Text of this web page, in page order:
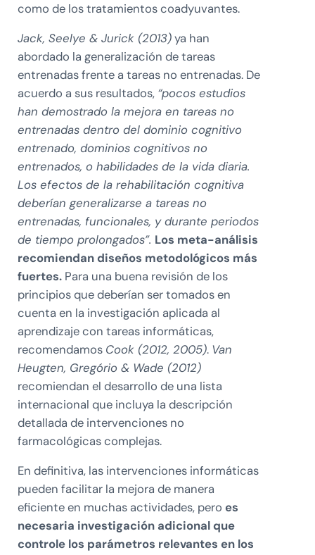
como de los tratamientos coadyuvantes.
Jack, Seelye & Jurick (2013)ya han
abordado la generalización de tareas
entrenadas frente a tareas no entrenadas. De
acuerdo a sus resultados, “pocos estudios
han demostrado la mejora en tareas no
entrenadas dentro del dominio cognitivo
entrenado, dominios cognitivos no
entrenados, o habilidades de la vida diaria.
Los efectos de la rehabilitación cognitiva
deberían generalizarse a tareas no
entrenadas, funcionales, y durante periodos
de tiempo prolongados”. Los meta-análisis
recomiendan diseños metodológicos más
fuertes. Para una buena revisión de los
principios que deberían ser tomados en
cuenta en la investigación aplicada al
aprendizaje con tareas informáticas,
recomendamos Cook (2012, 2005). Van
Heugten, Gregório & Wade (2012)
recomiendan el desarrollo de una lista
internacional que incluya la descripción
detallada de intervenciones no
farmacológicas complejas.
En definitiva, las intervenciones informáticas
pueden facilitar la mejora de manera
eficiente en muchas actividades, pero es
necesaria investigación adicional que
controle los parámetros relevantes en los